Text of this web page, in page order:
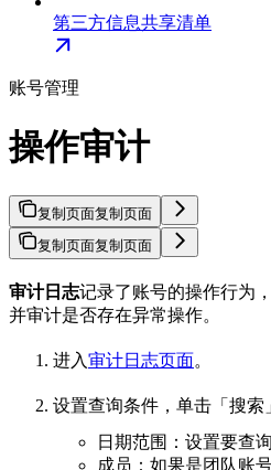
第三方信息共享清单
账号管理
操作审计
复制页面复制页面
复制页面复制页面
审计日志记录了账号的操作行为
并审计是否存在异常操作。
进入审计日志页面。
设置查询条件，单击「搜索
日期范围：设置要查
成员：如果是团队账